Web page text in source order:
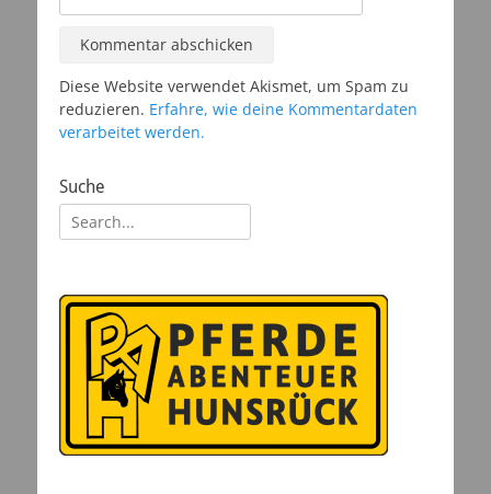
Diese Website verwendet Akismet, um Spam zu
reduzieren. Erfahre, wie deine Kommentardaten
verarbeitet werden.
Suche
Suchen
nach: